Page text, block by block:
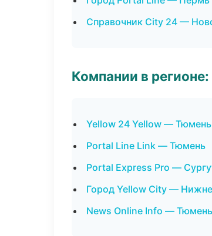
Справочник City 24 —
Компании в
Yellow 24 Yellow — Тюмень
Portal Line Link — Тюмень
Portal Express Pro —
Город Yellow City —
News Online Info — Тюмень